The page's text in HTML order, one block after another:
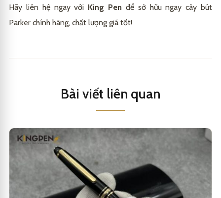
Hãy liên hệ ngay với King Pen để sở hữu ngay cây bút
Parker chính hãng, chất lượng giá tốt!
Bài viết liên quan